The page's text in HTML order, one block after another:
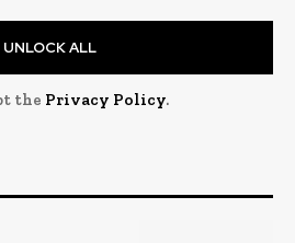
UNLOCK ALL
the Privacy Policy.